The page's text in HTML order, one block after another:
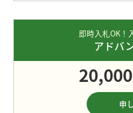
即時入札OK！
アドバ
20,000
申